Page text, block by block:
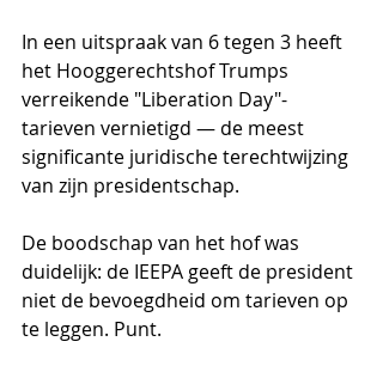
In een uitspraak van 6 tegen 3 heeft
het Hooggerechtshof Trumps
verreikende "Liberation Day"-
tarieven vernietigd — de meest
significante juridische terechtwijzing
van zijn presidentschap.
De boodschap van het hof was
duidelijk: de IEEPA geeft de president
niet de bevoegdheid om tarieven op
te leggen. Punt.